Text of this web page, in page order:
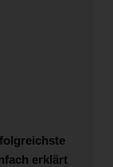
erklärt